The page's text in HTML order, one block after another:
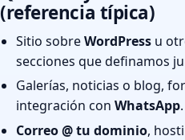
(referencia típica)
Sitio sobreWordPress u
secciones que definamos
Galerías, noticias o blog,
integración con WhatsApp.
Correo @ tu dominio,